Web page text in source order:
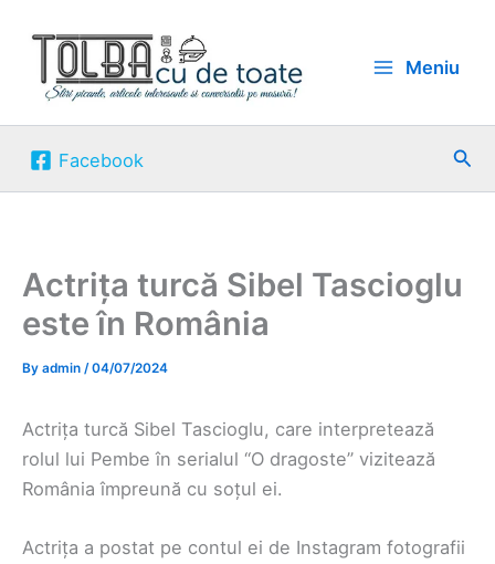
content
Meniu
Facebook
Actrița turcă Sibel Tascioglu
este în România
By admin /04/07/2024
Actrița turcă Sibel Tascioglu, care interpretează
rolul lui Pembe în serialul “O dragoste” vizitează
România împreună cu soțul ei.
Actrița a postat pe contul ei de Instagram fotografii